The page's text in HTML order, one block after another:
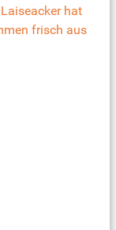
hat
frisch aus